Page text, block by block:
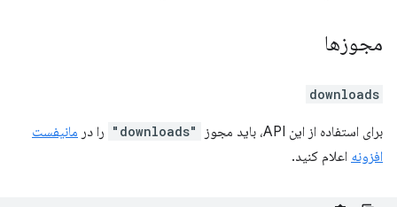
مجوزها
downloads
برای استفاده از این API، باید مجوز "downloads" را در مانیفست
افزونه اعلام کنید.